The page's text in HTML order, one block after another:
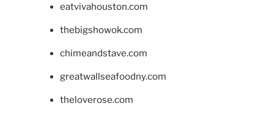
eatvivahouston.com
thebigshowok.com
chimeandstave.com
greatwallseafoodny.com
theloverose.com